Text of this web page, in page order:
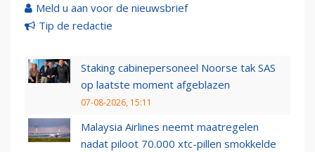
Meld u aan voor de nieuwsbrief
Tip de redactie
Staking cabinepersoneel Noorse tak SAS
op laatste moment afgeblazen
07-08-2026, 15:11
Malaysia Airlines neemt maatregelen
nadat piloot 70.000 xtc-pillen smokkelde